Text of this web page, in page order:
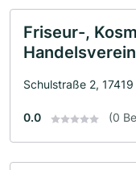
Friseur-,
Schulstraße 2,
0.0 (0